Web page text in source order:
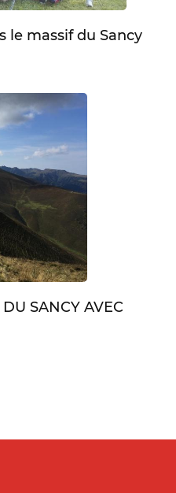
le massif du Sancy
SANCY AVEC